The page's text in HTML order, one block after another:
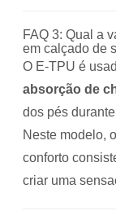
FAQ 3: Qual a
em calçado de
O E-TPU é
absorção de
dos pés
Neste modelo,
conforto
criar uma